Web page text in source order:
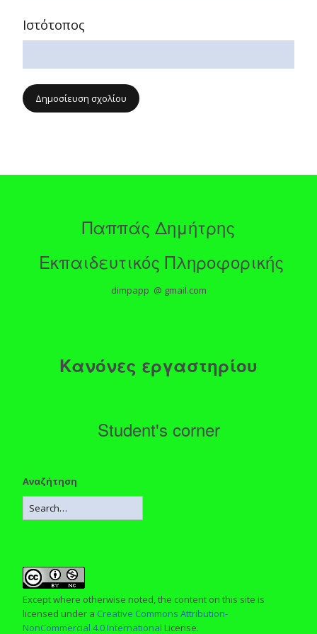
Ιστότοπος
Παππάς Δημήτρης
Εκπαιδευτικός Πληροφορικής
dimpapp @ gmail.com
Κανόνες εργαστηρίου
Student's corner
Αναζήτηση
Except where otherwise noted, the content on this site is
licensed under a Creative Commons Attribution-
NonCommercial 4.0 International License.